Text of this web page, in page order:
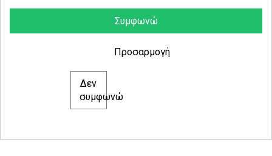
© 2021 glowpharmacy.gr
Συμφωνώ
Δεν
συμφωνώ
Προσαρμογή